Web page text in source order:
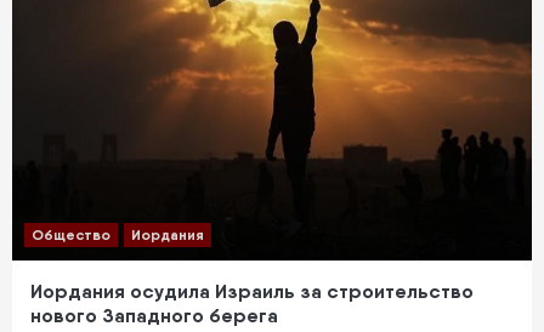
Общество Иордания
Иордания осудила Израиль за строительство
нового Западного берега